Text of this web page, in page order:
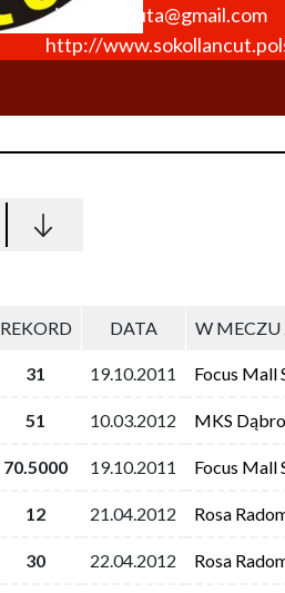
jerzykoszuta@gmail.com
http://
REKORD DATA W MECZU
31 19.10.2011 Focus Mall
51 10.03.2012 MKS
70.5000 19.10.2011 Focus Mall
12 21.04.2012 Rosa
30 22.04.2012 Rosa
REKORD DATA W MECZU
31 19.10.2011 Focus Mall
51 10.03.2012 MKS
70.5000 19.10.2011 Focus Mall
12 21.04.2012 Rosa
30 22.04.2012 Rosa